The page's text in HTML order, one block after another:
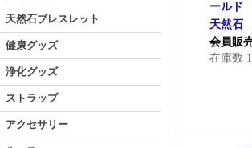
天然石ブレスレット
健康グッズ
浄化グッズ
ストラップ
アクセサリー
ール
天然石
会員販
在庫数